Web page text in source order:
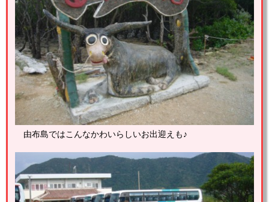
由布島ではこんなかわいらしいお出迎えも♪